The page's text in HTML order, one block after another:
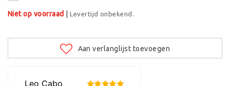
Niet op voorraad |Levertijd onbekend.
Aan verlanglijst toevoegen